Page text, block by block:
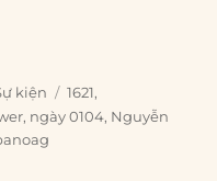
kiện Tags
1621,
, ngày 0104, Nguyễn